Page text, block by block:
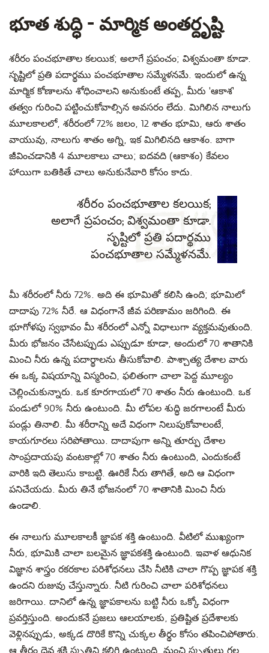
భూత శుద్ధి - మార్మిక అంతర్దృష్టి
శరీరం పంచభూతాల కలయిక; అలాగే ప్రపంచం; విశ్వమంతా కూడా.
సృష్టిలో ప్రతి పదార్థము పంచభూతాల సమ్మేళనమే. ఇందులో ఉన్న
మార్మిక కోణాలను శోధించాలని అనుకుంటే తప్ప, మీరు 'ఆకాశ'
తత్వం గురించి పట్టించుకోవాల్సిన అవసరం లేదు. మిగిలిన నాలుగు
మూలకాలలో, శరీరంలో 72% జలం, 12 శాతం భూమి, ఆరు శాతం
వాయువు, నాలుగు శాతం అగ్ని, ఇక మిగిలినది ఆకాశం. బాగా
జీవించడానికి 4 మూలకాలు చాలు; ఐదవది (ఆకాశం) కేవలం
హాయిగా బతికితే చాలు అనుకునేవారి కోసం కాదు.
శరీరం పంచభూతాల కలయిక;
అలాగే ప్రపంచం; విశ్వమంతా కూడా.
సృష్టిలో ప్రతి పదార్థము
పంచభూతాల సమ్మేళనమే.
మీ శరీరంలో నీరు 72%. అది ఈ భూమితో కలిసి ఉంది; భూమిలో
దాదాపు 72% నీరే. ఆ విధంగానే జీవ పరిణామం జరిగింది. ఈ
భూగోళపు స్వభావం మీ శరీరంలో ఎన్నో విధాలుగా వ్యక్తమవుతుంది.
మీరు భోజనం చేసేటప్పుడు ఎప్పుడూ కూడా, అందులో 70 శాతానికి
మించి నీరు ఉన్న పదార్థాలను తీసుకోవాలి. పాశ్చాత్య దేశాల వారు
ఈ ఒక్క విషయాన్ని విస్మరించి, ఫలితంగా చాలా పెద్ద మూల్యం
చెల్లించుకున్నారు. ఒక కూరగాయలో 70 శాతం నీరు ఉంటుంది. ఒక
పండులో 90% నీరు ఉంటుంది. మీ లోపల శుద్ధి జరగాలంటే మీరు
పండ్లు తినాలి. మీ శరీరాన్ని అదే విధంగా నిలుపుకోవాలంటే,
కాయగూరలు సరిపోతాయి. దాదాపుగా అన్ని తూర్పు దేశాల
సాంప్రదాయపు వంటకాల్లో 70 శాతం నీరు ఉంటుంది, ఎందుకంటే
వారికి ఇది తెలుసు కాబట్టి. ఊరికే నీరు తాగితే, అది ఆ విధంగా
పనిచేయదు. మీరు తినే భోజనంలో 70 శాతానికి మించి నీరు
ఉండాలి.
ఈ నాలుగు మూలకాలకీ జ్ఞాపక శక్తి ఉంటుంది. వీటిలో ముఖ్యంగా
నీరు, భూమికి చాలా బలమైన జ్ఞాపకశక్తి ఉంటుంది. ఇవాళ ఆధునిక
విజ్ఞాన శాస్త్రం రకరకాల పరిశోధనలు చేసి నీటికి చాలా గొప్ప జ్ఞాపక శక్తి
ఉందని రుజువు చేస్తున్నారు. నీటి గురించి చాలా పరిశోధనలు
జరిగాయి. దానిలో ఉన్న జ్ఞాపకాలను బట్టి నీరు ఒక్కో విధంగా
ప్రవర్తిస్తుంది. అందుకనే ప్రజలు ఆలయాలకు, ప్రతిష్టిత ప్రదేశాలకు
వెళ్లినప్పుడు, అక్కడ దొరికే కొన్ని చుక్కల తీర్థం కోసం తపించిపోతారు.
ఆ తీర్థం దైవ శక్తి స్మృతిని కలిగి ఉంటుంది. మంచి స్మృతులు గల